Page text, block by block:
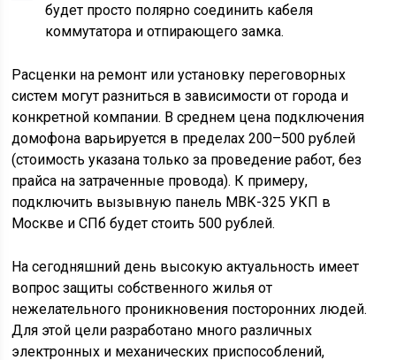
будет просто полярно соединить кабеля
коммутатора и отпирающего замка.
Расценки на ремонт или установку переговорных
систем могут разниться в зависимости от города и
конкретной компании. В среднем цена подключения
домофона варьируется в пределах 200–500 рублей
(стоимость указана только за проведение работ, без
прайса на затраченные провода). К примеру,
подключить вызывную панель МВК-325 УКП в
Москве и СПб будет стоить 500 рублей.
На сегодняшний день высокую актуальность имеет
вопрос защиты собственного жилья от
нежелательного проникновения посторонних людей.
Для этой цели разработано много различных
электронных и механических приспособлений,